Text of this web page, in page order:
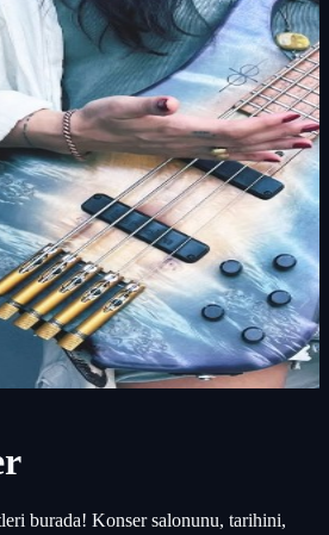
burada! Konser salonunu, tarihini,